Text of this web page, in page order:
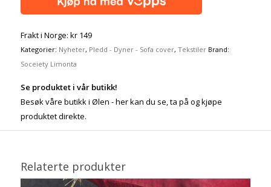
Frakt i Norge: kr 149
Kategorier: Nyheter, Pledd - Dyner - Sofa cover, Tekstiler Brand:
Soceiety Limonta
Se produktet i vår butikk!
Besøk våre butikk i Ølen - her kan du se, ta på og kjøpe
produktet direkte.
Relaterte produkter